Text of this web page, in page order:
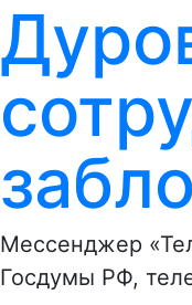
Мессенджер
Госдумы РФ,